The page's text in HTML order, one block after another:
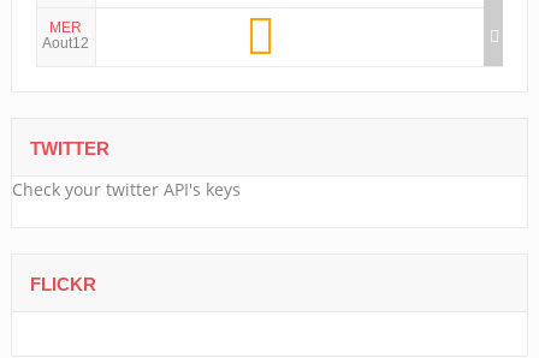
MER
Aout12
TWITTER
Check your twitter API's keys
FLICKR